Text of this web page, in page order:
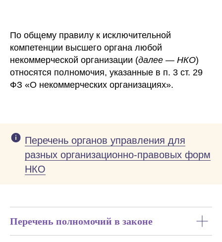
По общему правилу к исключительной
компетенции высшего органа любой
некоммерческой организации (далее — НКО)
относятся полномочия, указанные в п. 3 ст. 29
ФЗ «О некоммерческих организациях».
Перечень органов управления для
разных организационно-правовых форм
НКО
Перечень полномочий в законе